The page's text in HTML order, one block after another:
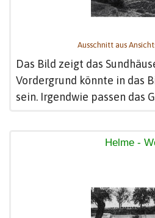
Ausschnitt aus
Das Bild zeigt das
Vordergrund könnte in das
sein. Irgendwie passen das
Helme -